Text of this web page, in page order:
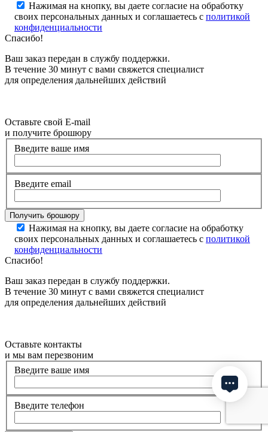
Нажимая на кнопку, вы даете согласие на обработку
своих персональных данных и соглашаетесь с политикой
конфиденциальности
Спасибо!
Ваш заказ передан в службу поддержки.
В течение 30 минут с вами свяжется специалист
для определения дальнейших действий
Оставьте свой E-mail
и получите брошюру
Введите ваше имя
Введите email
Нажимая на кнопку, вы даете согласие на обработку
своих персональных данных и соглашаетесь с политикой
конфиденциальности
Спасибо!
Ваш заказ передан в службу поддержки.
В течение 30 минут с вами свяжется специалист
для определения дальнейших действий
Оставьте контакты
и мы вам перезвоним
Введите ваше имя
Введите телефон